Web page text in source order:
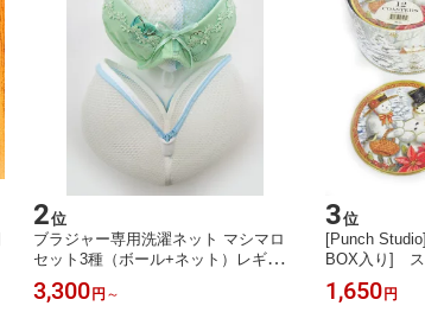
2位
ブラジャー専用洗濯ネット マシマロ
セット3種（ボール+ネット）レギュ
ラー/特大/2枚重ね
3,300円 ～
3位
[Punch
BOX入り] ス
チスタジオ
1,650円